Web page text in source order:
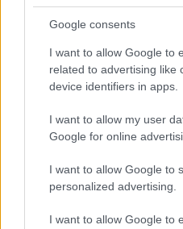
Google consents
I want to allow Google to
related to advertising like
device identifiers in apps.
I want to allow my user
Google for online
I want to allow Google to
personalized advertising.
I want to allow Google to